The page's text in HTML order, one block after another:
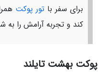
برای سفر با تور پوکت
کند و تجربه آرامش را به
پوکت بهشت تایلند